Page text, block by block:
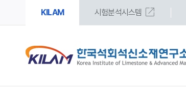
KILAM 시험분석시스템 open_in_new